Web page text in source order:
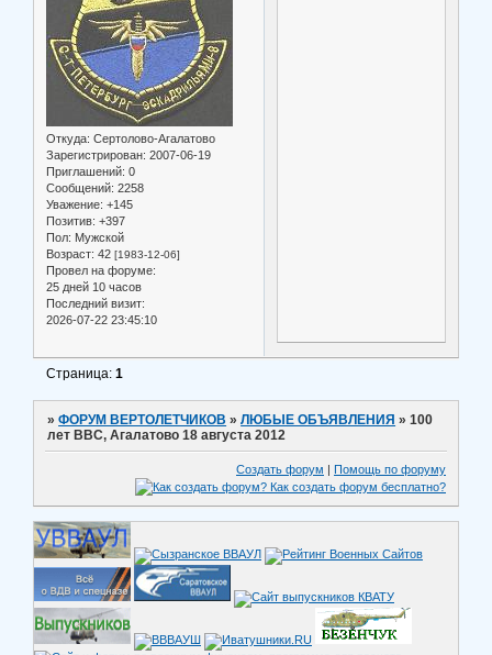
Откуда: Сертолово-Агалатово
Зарегистрирован: 2007-06-19
Приглашений: 0
Сообщений: 2258
Уважение: +145
Позитив: +397
Пол: Мужской
Возраст: 42 [1983-12-06]
Провел на форуме:
25 дней 10 часов
Последний визит:
2026-07-22 23:45:10
Страница:1
»ФОРУМ ВЕРТОЛЕТЧИКОВ »ЛЮБЫЕ ОБЪЯВЛЕНИЯ »100
лет ВВС, Агалатово 18 августа 2012
Создать форум | Помощь по форуму